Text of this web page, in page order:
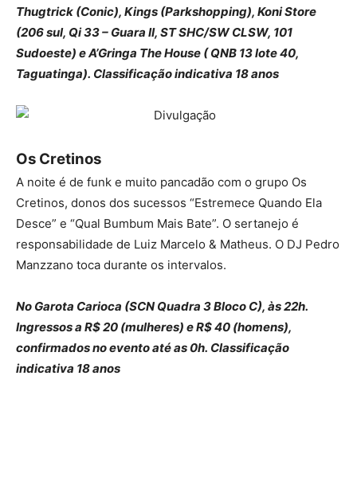
Thugtrick (Conic), Kings (Parkshopping), Koni Store
(206 sul, Qi 33 – Guara II, ST SHC/SW CLSW, 101
Sudoeste) e A’Gringa The House ( QNB 13 lote 40,
Taguatinga). Classificação indicativa 18 anos
Os Cretinos
A noite é de funk e muito pancadão com o grupo Os
Cretinos, donos dos sucessos “Estremece Quando Ela
Desce” e “Qual Bumbum Mais Bate”. O sertanejo é
responsabilidade de Luiz Marcelo & Matheus. O DJ Pedro
Manzzano toca durante os intervalos.
No Garota Carioca (SCN Quadra 3 Bloco C), às 22h.
Ingressos a R$ 20 (mulheres) e R$ 40 (homens),
confirmados no evento até as 0h. Classificação
indicativa 18 anos